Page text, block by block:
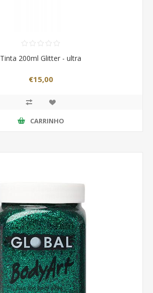
Tinta 200ml Glitter - ultra
€15,00
CARRINHO